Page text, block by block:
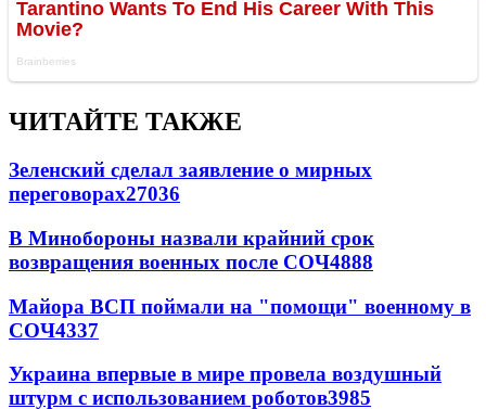
ЧИТАЙТЕ ТАКЖЕ
Зеленский сделал заявление о мирных
переговорах27036
В Минобороны назвали крайний срок
возвращения военных после СОЧ4888
Майора ВСП поймали на "помощи" военному в
СОЧ4337
Украина впервые в мире провела воздушный
штурм с использованием роботов3985